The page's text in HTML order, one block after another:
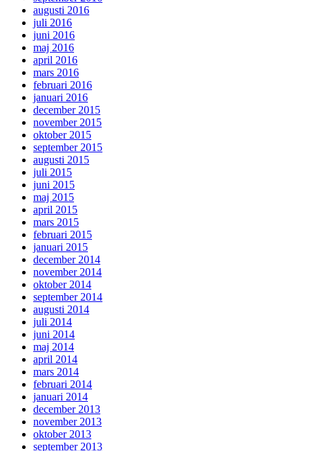
augusti 2016
juli 2016
juni 2016
maj 2016
april 2016
mars 2016
februari 2016
januari 2016
december 2015
november 2015
oktober 2015
september 2015
augusti 2015
juli 2015
juni 2015
maj 2015
april 2015
mars 2015
februari 2015
januari 2015
december 2014
november 2014
oktober 2014
september 2014
augusti 2014
juli 2014
juni 2014
maj 2014
april 2014
mars 2014
februari 2014
januari 2014
december 2013
november 2013
oktober 2013
september 2013